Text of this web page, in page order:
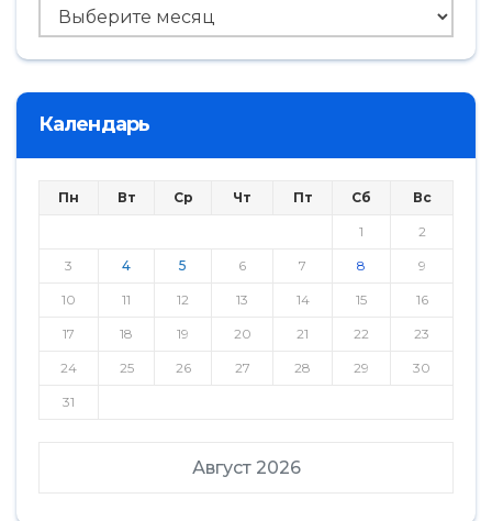
Архив
Календарь
Август 2026
Пн Вт Ср Чт Пт Сб Вс
1 2
3 4 5 6 7 8 9
10 11 12 13 14 15 16
17 18 19 20 21 22 23
24 25 26 27 28 29 30
31